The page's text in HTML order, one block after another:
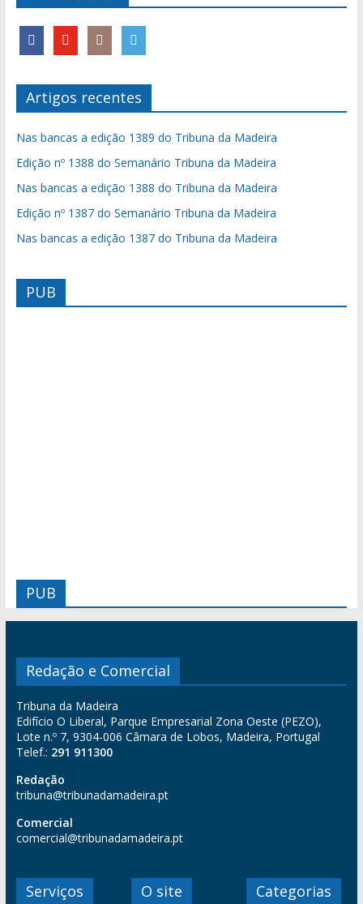
Artigos recentes
Nas bancas a edição 1389 do Tribuna da Madeira
Edição nº 1388 do Semanário Tribuna da Madeira
Nas bancas a edição 1388 do Tribuna da Madeira
Edição nº 1387 do Semanário Tribuna da Madeira
Nas bancas a edição 1387 do Tribuna da Madeira
PUB
PUB
Redação e Comercial
Tribuna da Madeira
Edifício O Liberal, Parque Empresarial Zona Oeste (PEZO),
Lote n.º 7, 9304-006 Câmara de Lobos, Madeira, Portugal
Telef.: 291 911300
Redação
tribuna@tribunadamadeira.pt
Comercial
comercial@tribunadamadeira.pt
Serviços O site Categorias